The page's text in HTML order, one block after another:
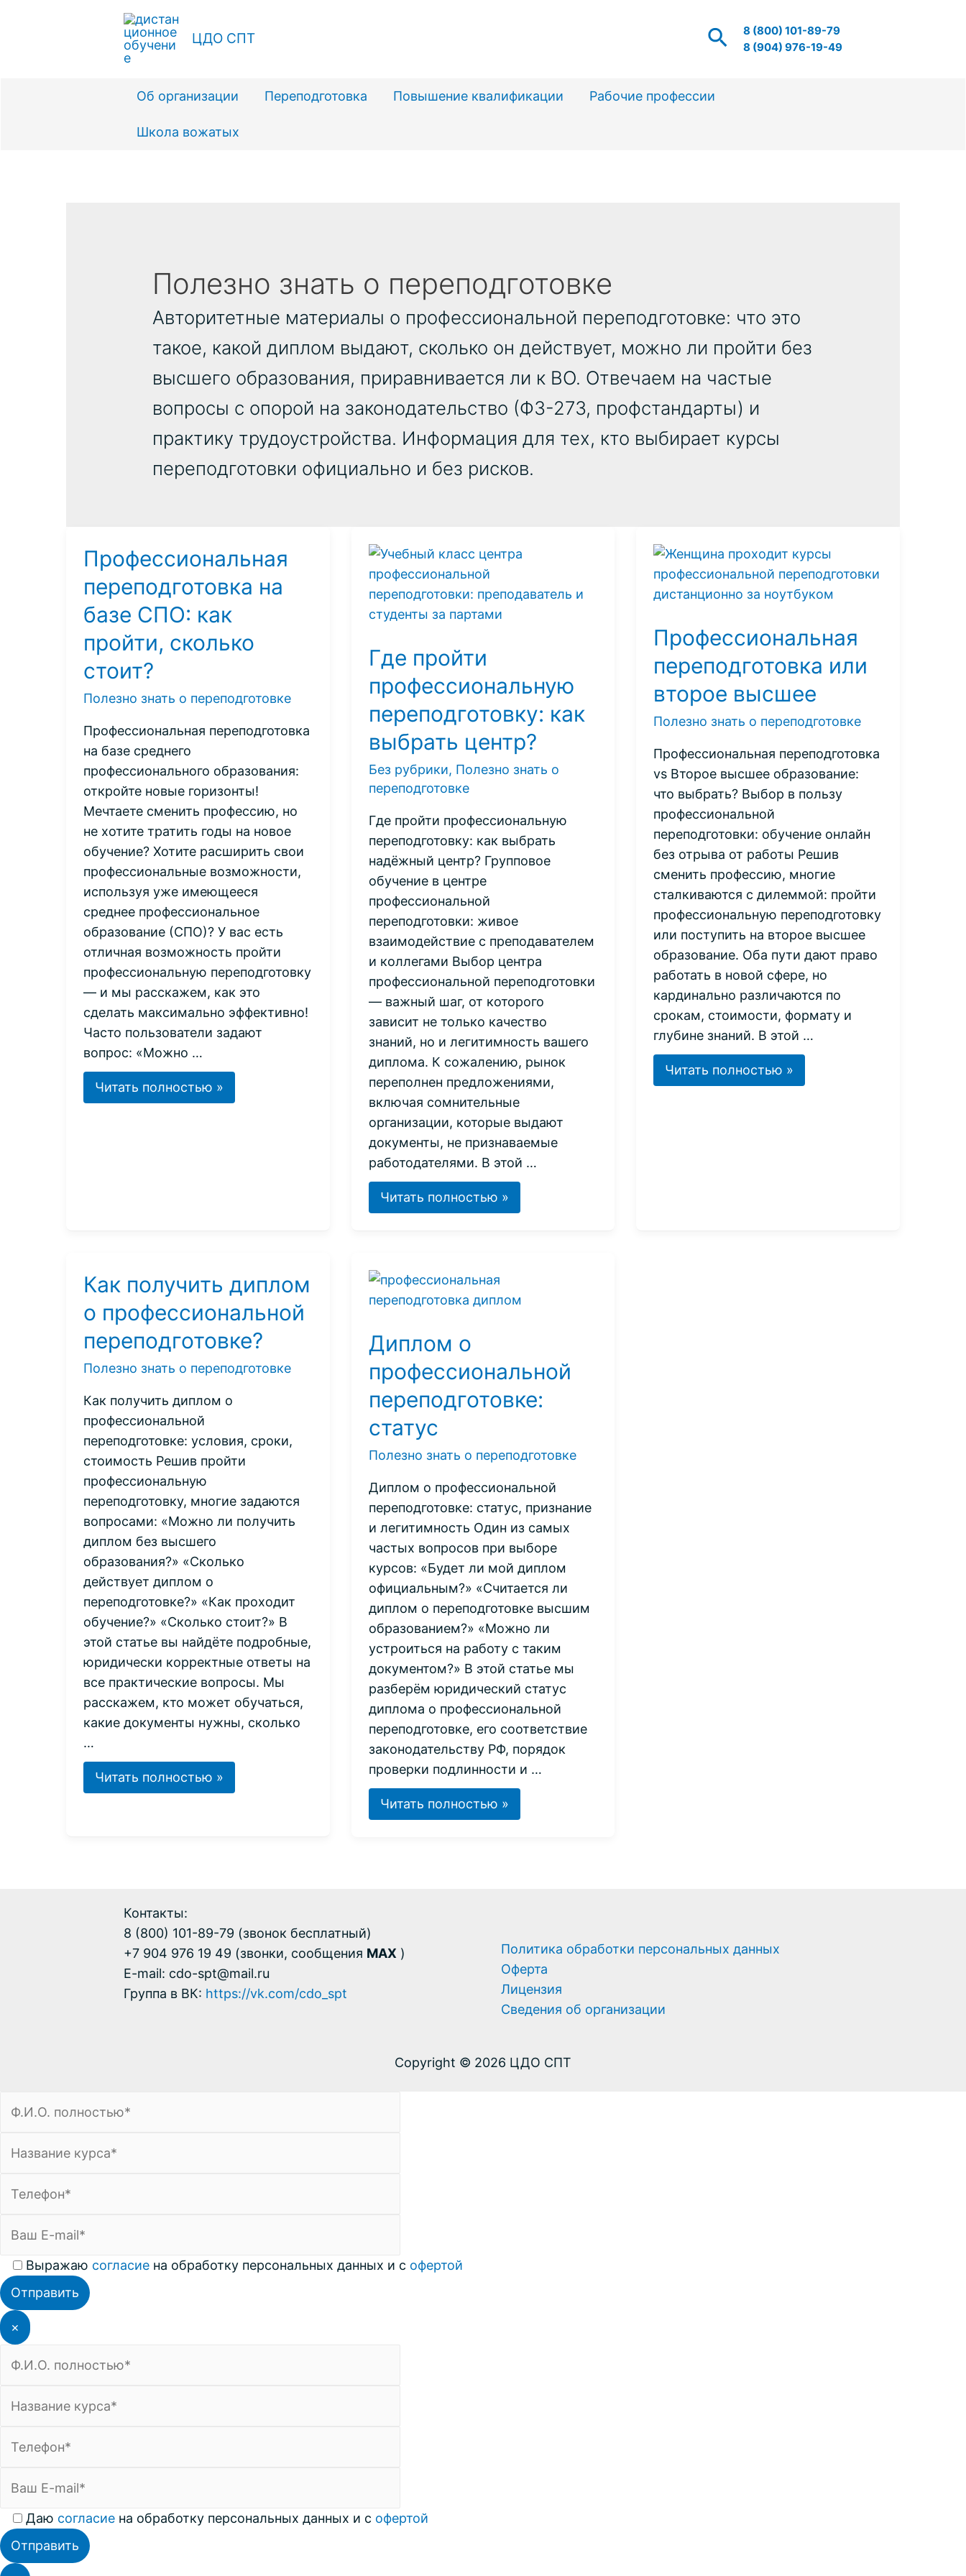
ЦДО СПТ Поиск8 (800) 101-89-79
8 (904) 976-19-49
Об организации Переподготовка Повышение квалификации Рабочие профессии
Школа вожатых
Полезно знать о переподготовке
Авторитетные материалы о профессиональной переподготовке: что это
такое, какой диплом выдают, сколько он действует, можно ли пройти без
высшего образования, приравнивается ли к ВО. Отвечаем на частые
вопросы с опорой на законодательство (ФЗ-273, профстандарты) и
практику трудоустройства. Информация для тех, кто выбирает курсы
переподготовки официально и без рисков.
Профессиональная
переподготовка на
базе СПО: как
пройти, сколько
стоит?
Полезно знать о переподготовке
Профессиональная переподготовка
на базе среднего
профессионального образования:
откройте новые горизонты!
Мечтаете сменить профессию, но
не хотите тратить годы на новое
обучение? Хотите расширить свои
профессиональные возможности,
используя уже имеющееся
среднее профессиональное
образование (СПО)? У вас есть
отличная возможность пройти
профессиональную переподготовку
— и мы расскажем, как это
сделать максимально эффективно!
Часто пользователи задают
вопрос: «Можно …
Профессиональная
переподготовка
Читать полностью »
Где пройти
профессиональную
переподготовку: как
выбрать центр?
Без рубрики, Полезно знать о
переподготовке
Где пройти профессиональную
переподготовку: как выбрать
надёжный центр? Групповое
обучение в центре
профессиональной
переподготовки: живое
взаимодействие с преподавателем
и коллегами Выбор центра
профессиональной переподготовки
— важный шаг, от которого
зависит не только качество
знаний, но и легитимность вашего
диплома. К сожалению, рынок
переполнен предложениями,
включая сомнительные
организации, которые выдают
документы, не признаваемые
работодателями. В этой …
Где
пройти
как
выбрать
Читать полностью »
Профессиональная
переподготовка или
второе высшее
Полезно знать о переподготовке
Профессиональная переподготовка
vs Второе высшее образование:
что выбрать? Выбор в пользу
профессиональной
переподготовки: обучение онлайн
без отрыва от работы Решив
сменить профессию, многие
сталкиваются с дилеммой: пройти
профессиональную переподготовку
или поступить на второе высшее
образование. Оба пути дают право
работать в новой сфере, но
кардинально различаются по
срокам, стоимости, формату и
глубине знаний. В этой …
Профессиональная
переподготовка
Читать полностью »
Как получить диплом
о профессиональной
переподготовке?
Полезно знать о переподготовке
Как получить диплом о
профессиональной
переподготовке: условия, сроки,
стоимость Решив пройти
профессиональную
переподготовку, многие задаются
вопросами: «Можно ли получить
диплом без высшего
образования?» «Сколько
действует диплом о
переподготовке?» «Как проходит
обучение?» «Сколько стоит?» В
этой статье вы найдёте подробные,
юридически корректные ответы на
все практические вопросы. Мы
расскажем, кто может обучаться,
какие документы нужны, сколько
…
Как
получить
Читать полностью »
Диплом о
профессиональной
переподготовке:
статус
Полезно знать о переподготовке
Диплом о профессиональной
переподготовке: статус, признание
и легитимность Один из самых
частых вопросов при выборе
курсов: «Будет ли мой диплом
официальным?» «Считается ли
диплом о переподготовке высшим
образованием?» «Можно ли
устроиться на работу с таким
документом?» В этой статье мы
разберём юридический статус
диплома о профессиональной
переподготовке, его соответствие
законодательству РФ, порядок
проверки подлинности и …
Диплом
о
Читать полностью »
Контакты:
8 (800) 101-89-79 (звонок бесплатный)
+7 904 976 19 49 (звонки, сообщения MAX )
E-mail: cdo-spt@mail.ru
Группа в ВК: https://vk.com/cdo_spt
Политика обработки персональных данных
Оферта
Лицензия
Сведения об организации
Copyright © 2026 ЦДО СПТ
Выражаю coглacие на обработку персональных данных и с офертой
×
Даю согласие на обработку персональных данных и с офертой